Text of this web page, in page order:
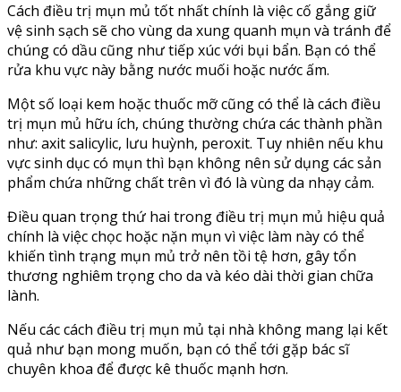
Cách điều trị mụn mủ tốt nhất chính là việc cố gắng giữ
vệ sinh sạch sẽ cho vùng da xung quanh mụn và tránh để
chúng có dầu cũng như tiếp xúc với bụi bẩn. Bạn có thể
rửa khu vực này bằng nước muối hoặc nước ấm.
Một số loại kem hoặc thuốc mỡ cũng có thể là cách điều
trị mụn mủ hữu ích, chúng thường chứa các thành phần
như: axit salicylic, lưu huỳnh, peroxit. Tuy nhiên nếu khu
vực sinh dục có mụn thì bạn không nên sử dụng các sản
phẩm chứa những chất trên vì đó là vùng da nhạy cảm.
Điều quan trọng thứ hai trong điều trị mụn mủ hiệu quả
chính là việc chọc hoặc nặn mụn vì việc làm này có thể
khiến tình trạng mụn mủ trở nên tồi tệ hơn, gây tổn
thương nghiêm trọng cho da và kéo dài thời gian chữa
lành.
Nếu các cách điều trị mụn mủ tại nhà không mang lại kết
quả như bạn mong muốn, bạn có thể tới gặp bác sĩ
chuyên khoa để được kê thuốc mạnh hơn.